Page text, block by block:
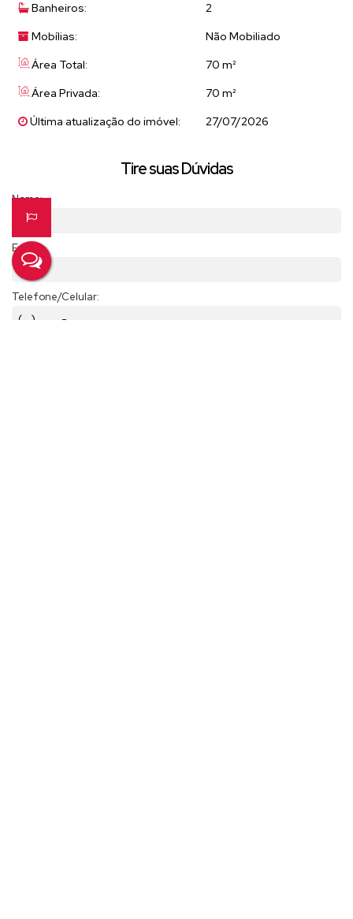
Banheiros:
2
Mobílias:
Não Mobiliado
Área Total:
70 m²
Área Privada:
70 m²
Última atualização do imóvel:
27/07/2026
Tire suas Dúvidas
Nome:
Email:
Telefone/Celular: